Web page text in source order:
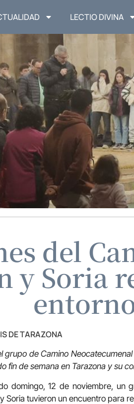
LECTIO DIVINA
del
y Soria
DE TARAZONA
grupo de Camino
fin de semana en Tarazona y su
domingo, 12 de noviembre, un
Soria tuvieron un encuentro para